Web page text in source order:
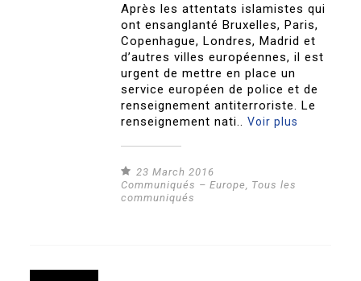
Après les attentats islamistes qui
ont ensanglanté Bruxelles, Paris,
Copenhague, Londres, Madrid et
d’autres villes européennes, il est
urgent de mettre en place un
service européen de police et de
renseignement antiterroriste. Le
renseignement nati..Voir plus
23 March 2016
Communiqués – Europe
Tous les
communiqués